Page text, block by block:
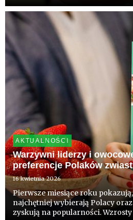
komentują eksperci.
AKTUALNOŚCI
Warzywni liderzy i
preferencje Polaków
16 kwietnia 2026
Pierwsze miesiące roku
najchętniej wybierają Polacy
zyskują na popularności.